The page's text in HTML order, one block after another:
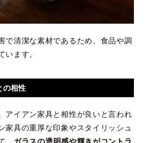
で清潔な素材であるため、食品や調
います。
の相性
アイアン家具と相性が良いと言われ
家具の重厚な印象やスタイリッシュ